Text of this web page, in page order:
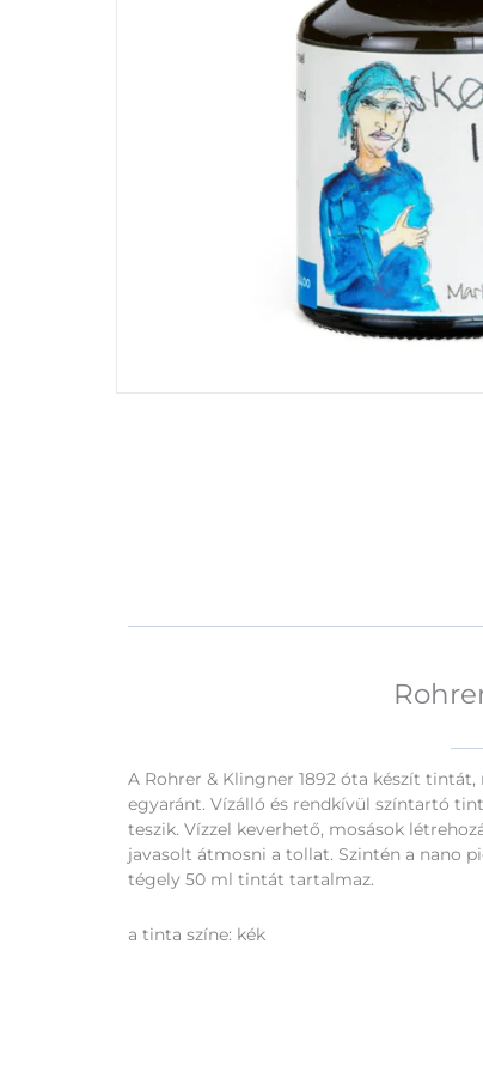
A Rohrer & Klingner 1892 óta készít
egyaránt. Vízálló és rendkívül színtartó
teszik. Vízzel keverhető, mosások
javasolt átmosni a tollat. Szintén a nano
tégely 50 ml tintát tartalmaz.
a tinta színe: kék